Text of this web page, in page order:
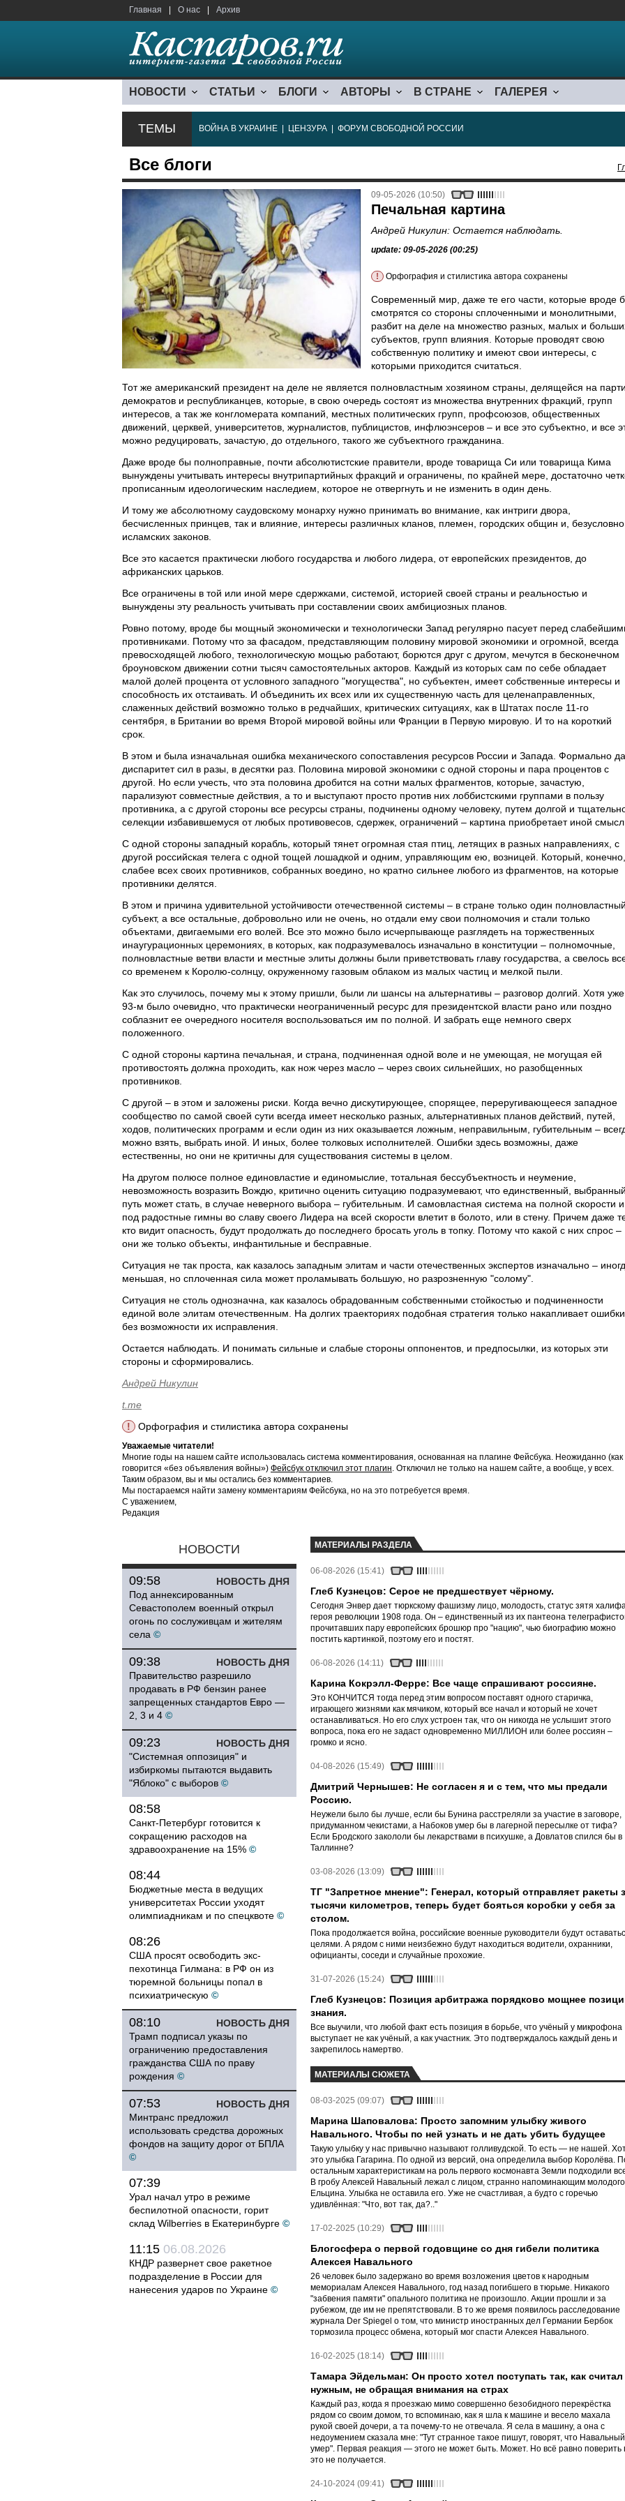
Главная О нас Архив
НОВОСТИ СТАТЬИ БЛОГИ АВТОРЫ В СТРАНЕ ГАЛЕРЕЯ
ТЕМЫ ВОЙНА В УКРАИНЕ ЦЕНЗУРА ФОРУМ СВОБОДНОЙ РОССИИ
Все блоги
09-05-2026 (10:50)
Печальная картина
Андрей Никулин: Остается наблюдать.
update: 09-05-2026 (00:25)
! Орфография и стилистика автора сохранены
Современный мир, даже те его части, которые вроде
смотрятся со стороны сплоченными и монолитными,
разбит на деле на множество разных, малых и
субъектов, групп влияния. Которые проводят свою
собственную политику и имеют свои интересы, с
которыми приходится считаться.
Тот же американский президент на деле не является полновластным хозяином страны, делящейся на
демократов и республиканцев, которые, в свою очередь состоят из множества внутренних фракций, групп
интересов, а так же конгломерата компаний, местных политических групп, профсоюзов, общественных
движений, церквей, университетов, журналистов, публицистов, инфлюэнсеров – и все это субъектно, и все
можно редуцировать, зачастую, до отдельного, такого же субъектного гражданина.
Даже вроде бы полноправные, почти абсолютистские правители, вроде товарища Си или товарища Кима
вынуждены учитывать интересы внутрипартийных фракций и ограничены, по крайней мере, достаточно
прописанным идеологическим наследием, которое не отвергнуть и не изменить в один день.
И тому же абсолютному саудовскому монарху нужно принимать во внимание, как интриги двора,
бесчисленных принцев, так и влияние, интересы различных кланов, племен, городских общин и,
исламских законов.
Все это касается практически любого государства и любого лидера, от европейских президентов, до
африканских царьков.
Все ограничены в той или иной мере сдержками, системой, историей своей страны и реальностью и
вынуждены эту реальность учитывать при составлении своих амбициозных планов.
Ровно потому, вроде бы мощный экономически и технологически Запад регулярно пасует перед
противниками. Потому что за фасадом, представляющим половину мировой экономики и огромной, всегда
превосходящей любого, технологическую мощью работают, борются друг с другом, мечутся в бесконечном
броуновском движении сотни тысяч самостоятельных акторов. Каждый из которых сам по себе обладает
малой долей процента от условного западного "могущества", но субъектен, имеет собственные интересы и
способность их отстаивать. И объединить их всех или их существенную часть для целенаправленных,
слаженных действий возможно только в редчайших, критических ситуациях, как в Штатах после 11-го
сентября, в Британии во время Второй мировой войны или Франции в Первую мировую. И то на короткий
срок.
В этом и была изначальная ошибка механического сопоставления ресурсов России и Запада. Формально
диспаритет сил в разы, в десятки раз. Половина мировой экономики с одной стороны и пара процентов с
другой. Но если учесть, что эта половина дробится на сотни малых фрагментов, которые, зачастую,
парализуют совместные действия, а то и выступают просто против них лоббистскими группами в пользу
противника, а с другой стороны все ресурсы страны, подчинены одному человеку, путем долгой и
селекции избавившемуся от любых противовесов, сдержек, ограничений – картина приобретает иной
С одной стороны западный корабль, который тянет огромная стая птиц, летящих в разных направлениях, с
другой российская телега с одной тощей лошадкой и одним, управляющим ею, возницей. Который, конечно,
слабее всех своих противников, собранных воедино, но кратно сильнее любого из фрагментов, на которые
противники делятся.
В этом и причина удивительной устойчивости отечественной системы – в стране только один
субъект, а все остальные, добровольно или не очень, но отдали ему свои полномочия и стали только
объектами, двигаемыми его волей. Все это можно было исчерпывающе разглядеть на торжественных
инаугурационных церемониях, в которых, как подразумевалось изначально в конституции – полномочные,
полновластные ветви власти и местные элиты должны были приветствовать главу государства, а свелось
со временем к Королю-солнцу, окруженному газовым облаком из малых частиц и мелкой пыли.
Как это случилось, почему мы к этому пришли, были ли шансы на альтернативы – разговор долгий. Хотя
93-м было очевидно, что практически неограниченный ресурс для президентской власти рано или поздно
соблазнит ее очередного носителя воспользоваться им по полной. И забрать еще немного сверх
положенного.
С одной стороны картина печальная, и страна, подчиненная одной воле и не умеющая, не могущая ей
противостоять должна проходить, как нож через масло – через своих сильнейших, но разобщенных
противников.
С другой – в этом и заложены риски. Когда вечно дискутирующее, спорящее, переругивающееся западное
сообщество по самой своей сути всегда имеет несколько разных, альтернативных планов действий, путей,
ходов, политических программ и если один из них оказывается ложным, неправильным, губительным –
можно взять, выбрать иной. И иных, более толковых исполнителей. Ошибки здесь возможны, даже
естественны, но они не критичны для существования системы в целом.
На другом полюсе полное единовластие и единомыслие, тотальная бессубъектность и неумение,
невозможность возразить Вождю, критично оценить ситуацию подразумевают, что единственный,
путь может стать, в случае неверного выбора – губительным. И самовластная система на полной скорости и
под радостные гимны во славу своего Лидера на всей скорости влетит в болото, или в стену. Причем даже
кто видит опасность, будут продолжать до последнего бросать уголь в топку. Потому что какой с них спрос –
они же только объекты, инфантильные и бесправные.
Ситуация не так проста, как казалось западным элитам и части отечественных экспертов изначально –
меньшая, но сплоченная сила может проламывать большую, но разрозненную "солому".
Ситуация не столь однозначна, как казалось обрадованным собственными стойкостью и подчиненности
единой воле элитам отечественным. На долгих траекториях подобная стратегия только накапливает ошибки
без возможности их исправления.
Остается наблюдать. И понимать сильные и слабые стороны оппонентов, и предпосылки, из которых эти
стороны и сформировались.
Андрей Никулин
t.me
!
Орфография и стилистика автора сохранены
Уважаемые читатели!
Многие годы на нашем сайте использовалась система комментирования, основанная на плагине Фейсбука. Неожиданно (как
говорится «без объявления войны») Фейсбук отключил этот плагин. Отключил не только на нашем сайте, а вообще, у всех.
Таким образом, вы и мы остались без комментариев.
Мы постараемся найти замену комментариям Фейсбука, но на это потребуется время.
С уважением,
Редакция
НОВОСТИ
НОВОСТЬ ДНЯ
09:58
Под аннексированным
Севастополем военный открыл
огонь по сослуживцам и жителям
села ©
НОВОСТЬ ДНЯ
09:38
Правительство разрешило
продавать в РФ бензин ранее
запрещенных стандартов Евро —
2, 3 и 4 ©
НОВОСТЬ ДНЯ
09:23
"Системная оппозиция" и
избиркомы пытаются выдавить
"Яблоко" с выборов ©
08:58
Санкт-Петербург готовится к
сокращению расходов на
здравоохранение на 15% ©
08:44
Бюджетные места в ведущих
университетах России уходят
олимпиадникам и по спецквоте ©
08:26
США просят освободить экс-
пехотинца Гилмана: в РФ он из
тюремной больницы попал в
психиатрическую ©
НОВОСТЬ ДНЯ
08:10
Трамп подписал указы по
ограничению предоставления
гражданства США по праву
рождения ©
НОВОСТЬ ДНЯ
07:53
Минтранс предложил
использовать средства дорожных
фондов на защиту дорог от БПЛА
©
07:39
Урал начал утро в режиме
беспилотной опасности, горит
склад Wilberries в Екатеринбурге ©
11:15 06.08.2026
КНДР развернет свое ракетное
подразделение в России для
нанесения ударов по Украине ©
МАТЕРИАЛЫ РАЗДЕЛА
06-08-2026 (15:41)
Глеб Кузнецов: Серое не предшествует чёрному.
Сегодня Энвер дает тюркскому фашизму лицо, молодость, статус зятя
героя революции 1908 года. Он – единственный из их пантеона
прочитавших пару европейских брошюр про "нацию", чью биографию можно
постить картинкой, поэтому его и постят.
06-08-2026 (14:11)
Карина Кокрэлл-Ферре: Все чаще спрашивают россияне.
Это КОНЧИТСЯ тогда перед этим вопросом поставят одного старичка,
играющего жизнями как мячиком, который все начал и который не хочет
останавливаться. Но его слух устроен так, что он никогда не услышит этого
вопроса, пока его не задаст одновременно МИЛЛИОН или более россиян –
громко и ясно.
04-08-2026 (15:49)
Дмитрий Чернышев: Не согласен я и с тем, что мы предали
Россию.
Неужели было бы лучше, если бы Бунина расстреляли за участие в заговоре,
придуманном чекистами, а Набоков умер бы в лагерной пересылке от тифа?
Если Бродского закололи бы лекарствами в психушке, а Довлатов спился бы в
Таллинне?
03-08-2026 (13:09)
ТГ "Запретное мнение": Генерал, который отправляет ракеты
тысячи километров, теперь будет бояться коробки у себя за
столом.
Пока продолжается война, российские военные руководители будут
целями. А рядом с ними неизбежно будут находиться водители, охранники,
официанты, соседи и случайные прохожие.
31-07-2026 (15:24)
Глеб Кузнецов: Позиция арбитража порядково мощнее
знания.
Все выучили, что любой факт есть позиция в борьбе, что учёный у микрофона
выступает не как учёный, а как участник. Это подтверждалось каждый день и
закрепилось намертво.
МАТЕРИАЛЫ СЮЖЕТА
08-03-2025 (09:07)
Марина Шаповалова: Просто запомним улыбку живого
Навального. Чтобы по ней узнать и не дать убить будущее
Такую улыбку у нас привычно называют голливудской. То есть — не нашей.
это улыбка Гагарина. По одной из версий, она определила выбор Королёва.
остальным характеристикам на роль первого космонавта Земли подходили
В гробу Алексей Навальный лежал с лицом, странно напоминающим молодого
Ельцина. Улыбка не оставила его. Уже не счастливая, а будто с горечью
удивлённая: "Что, вот так, да?.."
17-02-2025 (10:29)
Блогосфера о первой годовщине со дня гибели политика
Алексея Навального
26 человек было задержано во время возложения цветов к народным
мемориалам Алексея Навального, год назад погибшего в тюрьме. Никакого
"забвения памяти" опального политика не произошло. Акции прошли и за
рубежом, где им не препятствовали. В то же время появилось расследование
журнала Der Spiegel о том, что министр иностранных дел Германии Бербок
тормозила процесс обмена, который мог спасти Алексея Навального.
16-02-2025 (18:14)
Тамара Эйдельман: Он просто хотел поступать так, как считал
нужным, не обращая внимания на страх
Каждый раз, когда я проезжаю мимо совершенно безобидного перекрёстка
рядом со своим домом, то вспоминаю, как я шла к машине и весело махала
рукой своей дочери, а та почему-то не отвечала. Я села в машину, а она с
недоумением сказала мне: "Тут странное такое пишут, говорят, что Навальный
умер". Первая реакция — этого не может быть. Может. Но всё равно поверить
это не получается.
24-10-2024 (09:41)